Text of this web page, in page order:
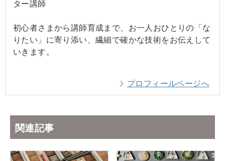
ター講師
初心者さまから講師育成まで、お一人おひとりの「な
りたい」に寄り添い、繊細で確かな技術をお伝えして
いきます。
プロフィールページへ
関連記事